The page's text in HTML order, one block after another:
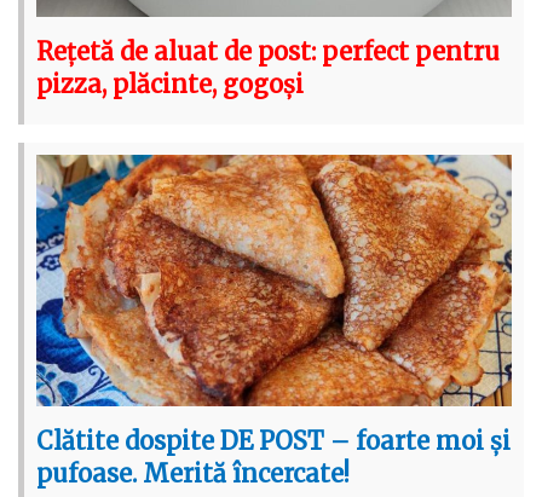
Rețetă de aluat de post: perfect pentru
pizza, plăcinte, gogoși
Clătite dospite DE POST – foarte moi și
pufoase. Merită încercate!